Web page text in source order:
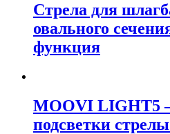
Стрела для
овального
функция
MOOVI LIGHT5
подсветки